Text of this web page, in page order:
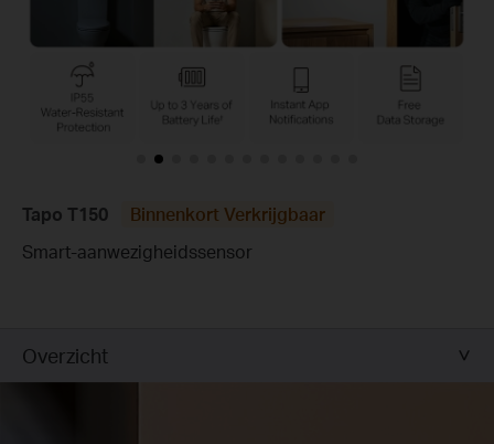
Tapo T150
Binnenkort Verkrijgbaar
Smart-aanwezigheidssensor
Overzicht